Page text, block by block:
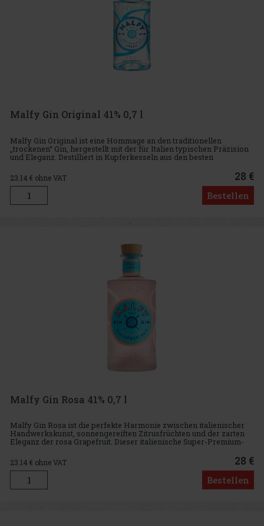
Malfy Gin Original 41% 0,7 l
Malfy Gin Original ist eine Hommage an den traditionellen
„trockenen“ Gin, hergestellt mit der für Italien typischen Präzision
und Eleganz. Destilliert in Kupferkesseln aus den besten
italienischen Botanicals, handverlesenen Wacholderbeeren aus
der T
23.14 € ohne VAT 28 €
Bestellen
Malfy Gin Rosa 41% 0,7 l
Malfy Gin Rosa ist die perfekte Harmonie zwischen italienischer
Handwerkskunst, sonnengereiften Zitrusfrüchten und der zarten
Eleganz der rosa Grapefruit. Dieser italienische Super-Premium-
Gin, der in einem Kupferkessel aus den besten italienischen B
23.14 € ohne VAT 28 €
Bestellen